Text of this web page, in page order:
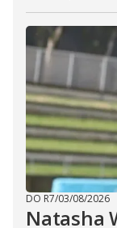
DO R7/03/08/2026
Natasha